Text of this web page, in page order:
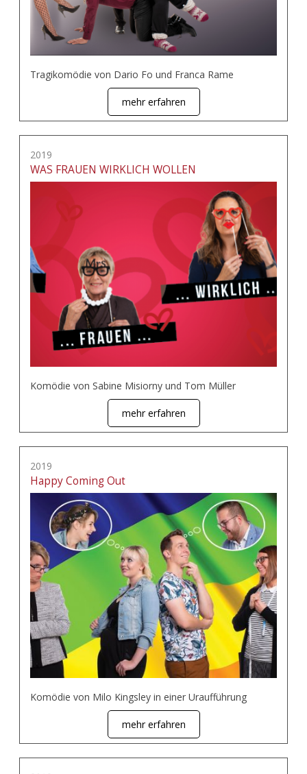
Tragikomödie von Dario Fo und Franca Rame
mehr erfahren
2019
WAS FRAUEN WIRKLICH WOLLEN
Komödie von Sabine Misiorny und Tom Müller
mehr erfahren
2019
Happy Coming Out
Komödie von Milo Kingsley in einer Uraufführung
mehr erfahren